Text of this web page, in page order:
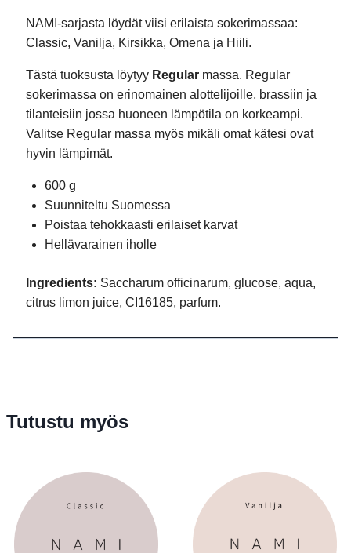
NAMI-sarjasta löydät viisi erilaista sokerimassaa:
Classic, Vanilja, Kirsikka, Omena ja Hiili.
Tästä tuoksusta löytyy Regular massa. Regular
sokerimassa on erinomainen alottelijoille, brassiin ja
tilanteisiin jossa huoneen lämpötila on korkeampi.
Valitse Regular massa myös mikäli omat kätesi ovat
hyvin lämpimät.
600 g
Suunniteltu Suomessa
Poistaa tehokkaasti erilaiset karvat
Hellävarainen iholle
Ingredients: Saccharum officinarum, glucose, aqua,
citrus limon juice, CI16185, parfum.
Tutustu myös